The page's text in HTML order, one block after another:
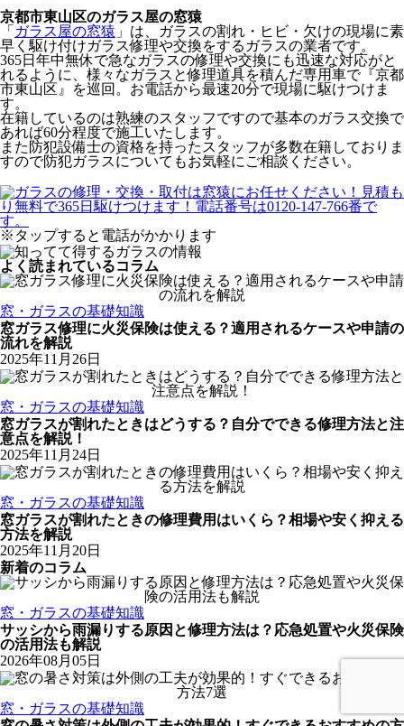
京都市東山区のガラス屋の窓猿
「 ガラス屋の窓猿 」は、ガラスの割れ・ヒビ・欠けの現場に素
早く駆け付けガラス修理や交換をするガラスの業者です。
365日年中無休で急なガラスの修理や交換にも迅速な対応がと
れるように、様々なガラスと修理道具を積んだ専用車で『京都
市東山区』を巡回。お電話から最速20分で現場に駆けつけま
す。
在籍しているのは熟練のスタッフですので基本のガラス交換で
あれば60分程度で施工いたします。
また防犯設備士の資格を持ったスタッフが多数在籍しておりま
すので防犯ガラスについてもお気軽にご相談ください。
※タップすると電話がかかります
よく読まれているコラム
窓・ガラスの基礎知識
窓ガラス修理に火災保険は使える？適用されるケースや申請の
流れを解説
2025年11月26日
窓・ガラスの基礎知識
窓ガラスが割れたときはどうする？自分でできる修理方法と注
意点を解説！
2025年11月24日
窓・ガラスの基礎知識
窓ガラスが割れたときの修理費用はいくら？相場や安く抑える
方法を解説
2025年11月20日
新着のコラム
窓・ガラスの基礎知識
サッシから雨漏りする原因と修理方法は？応急処置や火災保険
の活用法も解説
2026年08月05日
窓・ガラスの基礎知識